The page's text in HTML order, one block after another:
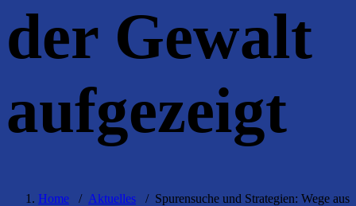
der Gewalt
aufgezeigt
Home / Aktuelles / Spurensuche und Strategien: Wege aus